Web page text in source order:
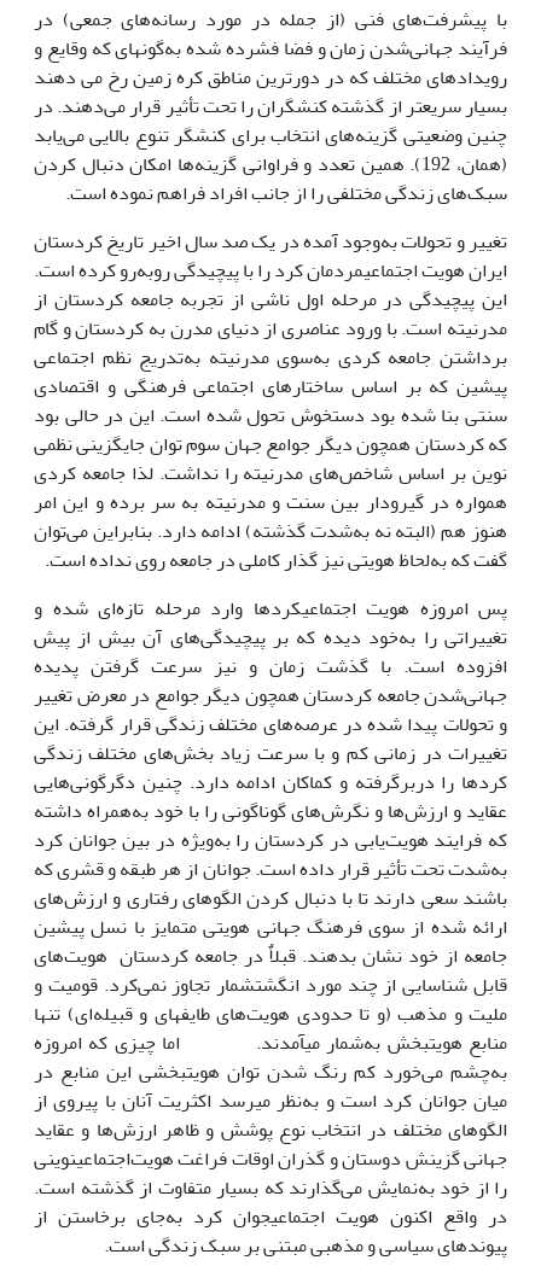
با پیشرفت‌های فنی (از جمله در مورد رسانه‌های‌ جمعی) در
فرآیند جهانی‌شدن زمان و فضا فشرده شده به‌گونه‏ای که وقایع و
رویدادهای مختلف که در دورترین مناطق کره زمین رخ می دهند
بسیار سریعتر از گذشته کنشگران ‌را تحت تأثیر قرار می‌دهند. در
چنین وضعیتی گزینه‌های انتخاب برای کنشگر تنوع بالایی می‌یابد
(همان، 192). همین تعدد و فراوانی گزینه‌ها امکان دنبال کردن
سبک‌های‌ زندگی مختلفی را از جانب افراد فراهم نموده است.
تغییر و تحولات به‌وجود آمده در یک صد سال اخیر تاریخ کردستان
ایران هویت‌ اجتماعیمردمان کرد را با پیچیدگی روبه‌رو کرده ‌است.
این پیچیدگی در مرحله اول ناشی از تجربه جامعه کردستان از
مدرنیته است. با ورود عناصری از دنیای مدرن به کردستان و گام
برداشتن جامعه کردی به‌سوی مدرنیته به‌تدریج نظم اجتماعی
پیشین که بر اساس ساختارهای اجتماعی فرهنگی و اقتصادی
سنتی بنا شده بود دستخوش تحول شده است. این در حالی بود
که کردستان همچون دیگر جوامع جهان سوم توان جایگزینی نظمی
نوین بر اساس شاخص‌های مدرنیته را نداشت. لذا جامعه کردی
همواره در گیرودار بین سنت و مدرنیته به سر برده و این امر
هنوز هم (البته نه به‌شدت گذشته) ادامه دارد. بنابراین می‏‌توان
گفت که به‌لحاظ هویتی نیز گذار کاملی در جامعه روی نداده است.
پس امروزه‌ هویت‌ اجتماعیکردها وارد مرحله تازه‌‏ای شده و
تغییراتی را به‌خود دیده که بر پیچیدگی‌های آن بیش از پیش
افزوده است. با گذشت زمان و نیز سرعت گرفتن پدیده
جهانی‌شدن جامعه کردستان همچون دیگر جوامع در معرض تغییر
و تحولات پیدا شده در عرصه‌های مختلف زندگی قرار گرفته. این
تغییرات در زمانی کم و با سرعت زیاد بخش‌های ‌مختلف زندگی
کردها را دربرگرفته و کماکان ادامه دارد. چنین دگرگونی‌هایی
عقاید و ارزش‌ها و نگرش‌های گوناگونی را با خود به‌همراه داشته
که فرایند هویت‌یابی در کردستان ‌را به‌ویژه در بین جوانان کرد
به‌شدت تحت تأثیر قرار داده است. جوانان از هر طبقه و قشری که
باشند سعی دارند تا با دنبال کردن الگوهای رفتاری و ارزش‌های
ارائه شده از سوی فرهنگ جهانی هویتی متمایز با نسل پیشین
جامعه از خود نشان بدهند. قبلاٌ در جامعه کردستان هویت‌های
قابل شناسایی از چند مورد انگشت‏شمار تجاوز نمی‌کرد. قومیت و
ملیت و مذهب (و تا حدودی هویت‌های طایفه‏ای و قبیله‌ای) تنها
منابع هویت‏بخش به‌شمار می‏آمدند. اما چیزی که امروزه
به‌چشم می‌خورد کم رنگ شدن توان هویت‏بخشی این منابع در
میان جوانان‌ کرد است و به‌نظر می‏رسد اکثریت آنان با پیروی از
الگوهای مختلف در انتخاب نوع پوشش و ظاهر ارزش‌ها و عقاید
جهانی گزینش دوستان و گذران اوقات فراغت هویت‌اجتماعینوینی
را از خود به‌نمایش می‌گذارند که بسیار متفاوت از گذشته است.
در واقع اکنون هویت‌ اجتماعیجوان کرد به‌جای برخاستن از
پیوندهای سیاسی و مذهبی مبتنی بر سبک‌ زندگی است.